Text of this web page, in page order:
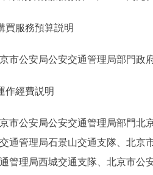
服務預算説明
公安局公安交通管理局部門政
經費説明
公安局公安交通管理局部門北
通管理局石景山交通支隊、北京
管理局西城交通支隊、北京市公